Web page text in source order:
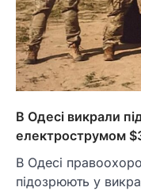
В Одесі викрали
електрострумом
В Одесі
підозрюють у